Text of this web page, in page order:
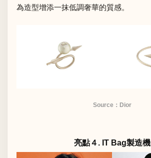
為造型增添一抹低調奢華的質感。
Source：Dior
亮點４. IT Bag製造機